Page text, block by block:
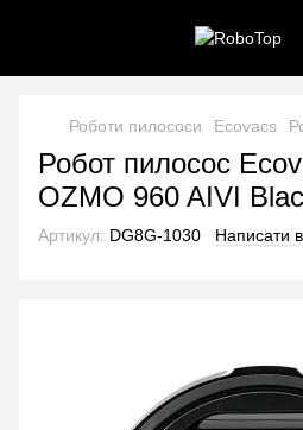
Роботи пилососи Ecovacs
Робот пилосос
OZMO 960 AIVI
Артикул: DG8G-1030 Написати